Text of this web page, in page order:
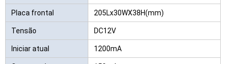
Placa frontal 205Lx30WX38H(mm)
Tensão DC12V
Iniciar atual 1200mA